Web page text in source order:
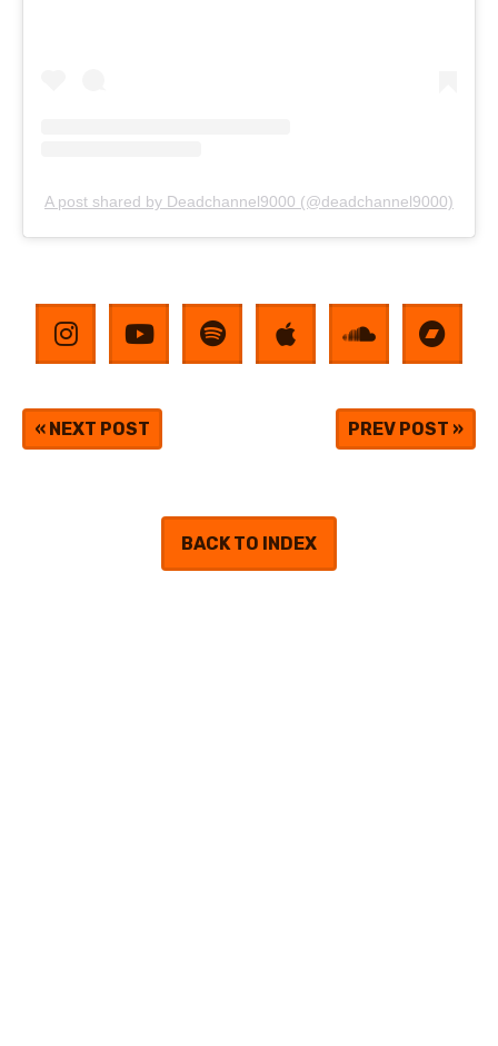
A post shared by Deadchannel9000 (@deadchannel9000)
« NEXT POST PREV POST »
BACK TO INDEX